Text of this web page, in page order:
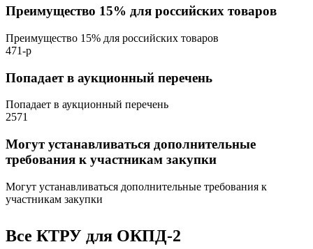
Преимущество 15% для российских товаров
Преимущество 15% для российских товаров
471-р
Попадает в аукционный перечень
Попадает в аукционный перечень
2571
Могут устанавливаться дополнительные
требования к участникам закупки
Могут устанавливаться дополнительные требования к
участникам закупки
Все КТРУ для ОКПД-2